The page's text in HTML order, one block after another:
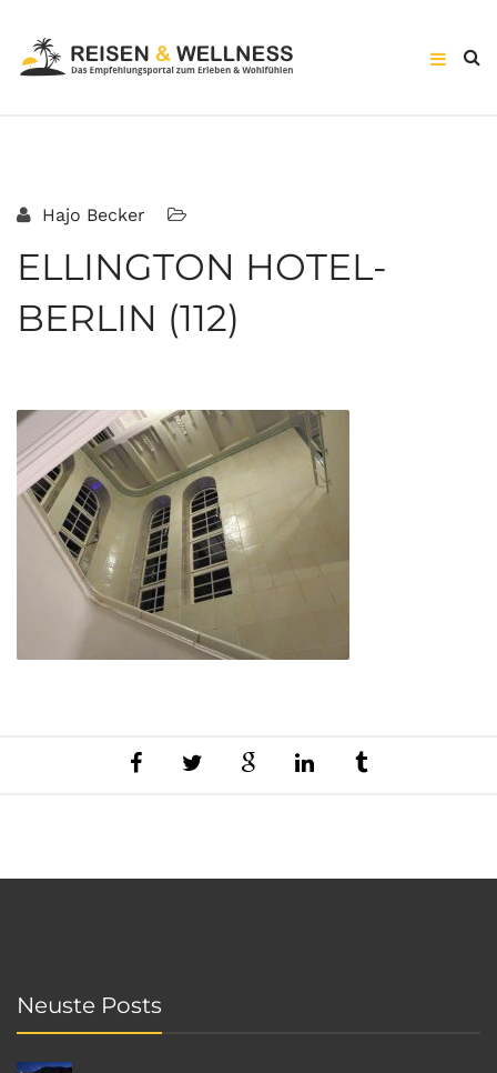
Hajo Becker
ELLINGTON HOTEL-
BERLIN (112)
Neuste Posts